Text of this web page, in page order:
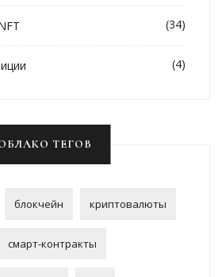
(34)
(4)
ТЕГОВ
блокчейн криптовалюты
смарт-контракты